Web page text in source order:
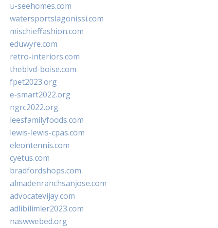
u-seehomes.com
watersportslagonissi.com
mischieffashion.com
eduwyre.com
retro-interiors.com
theblvd-boise.com
fpet2023.org
e-smart2022.org
ngrc2022.org
leesfamilyfoods.com
lewis-lewis-cpas.com
eleontennis.com
cyetus.com
bradfordshops.com
almadenranchsanjose.com
advocatevijay.com
adlibilimler2023.com
naswwebed.org